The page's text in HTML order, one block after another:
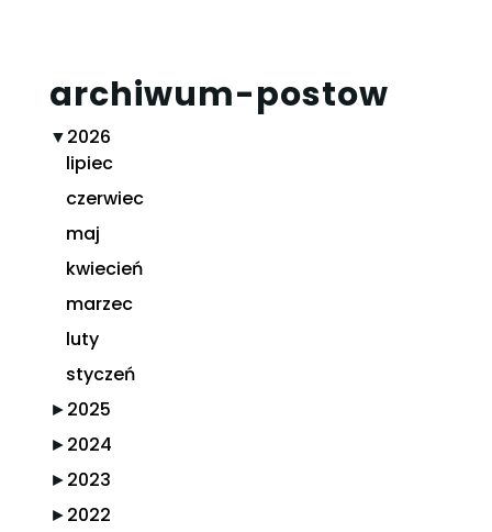
archiwum-postow
▼2026
lipiec
czerwiec
maj
kwiecień
marzec
luty
styczeń
►2025
►2024
►2023
►2022